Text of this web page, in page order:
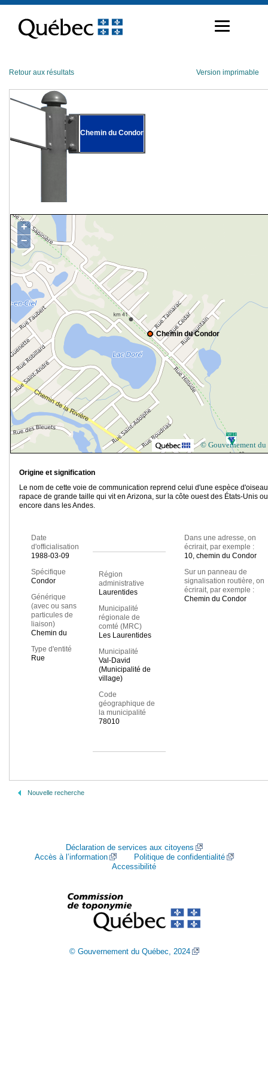
contenu
Retour aux résultats Version imprimable
Chemin du Condor
Chemin du Condor
+
−
© Gouvernement du
Origine et signification
Le nom de cette voie de communication reprend celui d'une espèce d'oiseau
rapace de grande taille qui vit en Arizona, sur la côte ouest des États-Unis ou
encore dans les Andes.
Date
d'officialisation
1988-03-09
Spécifique
Condor
Générique
(avec ou sans
particules de
liaison)
Chemin du
Type d'entité
Rue
Région
administrative
Laurentides
Municipalité
régionale de
comté (MRC)
Les Laurentides
Municipalité
Val-David
(Municipalité de
village)
Code
géographique de
la municipalité
78010
Dans une adresse, on
écrirait, par exemple :
10, chemin du Condor
Sur un panneau de
signalisation routière, on
écrirait, par exemple :
Chemin du Condor
Nouvelle recherche
Déclaration de services aux citoyens
Accès à l’information
Politique de confidentialité
Accessibilité
© Gouvernement du Québec, 2024